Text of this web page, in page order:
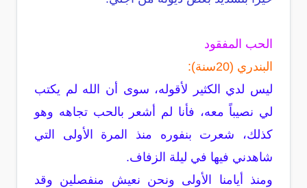
الحب المفقود
البندري (20سنة):
ليس لدي الكثير لأقوله، سوى أن الله لم يكتب
لي نصيباً معه، فأنا لم أشعر بالحب تجاهه وهو
كذلك، شعرت بنفوره منذ المرة الأولى التي
شاهدني فيها في ليلة الزفاف.
ومنذ أيامنا الأولى ونحن نعيش منفصلين وقد